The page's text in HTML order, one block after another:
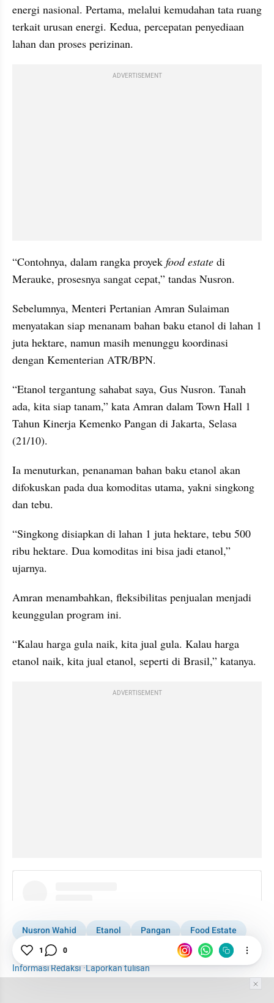
energi nasional. Pertama, melalui kemudahan tata ruang
terkait urusan energi. Kedua, percepatan penyediaan
lahan dan proses perizinan.
ADVERTISEMENT
“Contohnya, dalam rangka proyek food estate di
Merauke, prosesnya sangat cepat,” tandas Nusron.
Sebelumnya, Menteri Pertanian Amran Sulaiman
menyatakan siap menanam bahan baku etanol di lahan 1
juta hektare, namun masih menunggu koordinasi
dengan Kementerian ATR/BPN.
“Etanol tergantung sahabat saya, Gus Nusron. Tanah
ada, kita siap tanam,” kata Amran dalam Town Hall 1
Tahun Kinerja Kemenko Pangan di Jakarta, Selasa
(21/10).
Ia menuturkan, penanaman bahan baku etanol akan
difokuskan pada dua komoditas utama, yakni singkong
dan tebu.
“Singkong disiapkan di lahan 1 juta hektare, tebu 500
ribu hektare. Dua komoditas ini bisa jadi etanol,”
ujarnya.
Amran menambahkan, fleksibilitas penjualan menjadi
keunggulan program ini.
“Kalau harga gula naik, kita jual gula. Kalau harga
etanol naik, kita jual etanol, seperti di Brasil,” katanya.
ADVERTISEMENT
Nusron Wahid Etanol Pangan
Food Estate
Kementerian ATR
Informasi Redaksi·Laporkan tulisan
1 0